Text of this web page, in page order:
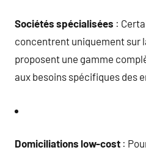
Sociétés spécialisées :
concentrent uniquement sur
proposent une gamme
aux besoins spécifiques des
Domiciliations low-cost :